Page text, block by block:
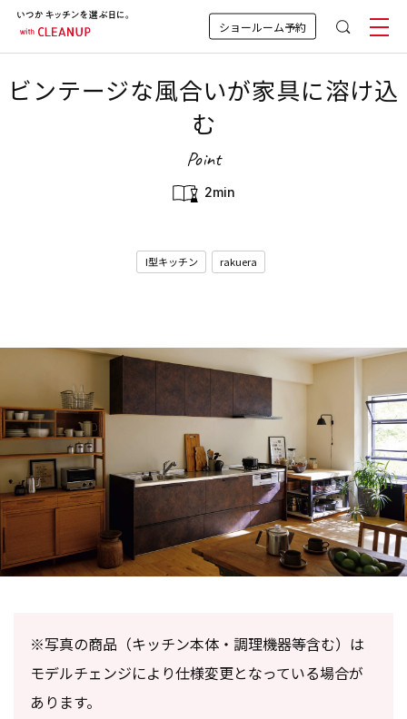
ショールーム予約
ビンテージな風合いが家具に溶け込
む
Point
2min
I型キッチン rakuera
※写真の商品（キッチン本体・調理機器等含む）は
モデルチェンジにより仕様変更となっている場合が
あります。